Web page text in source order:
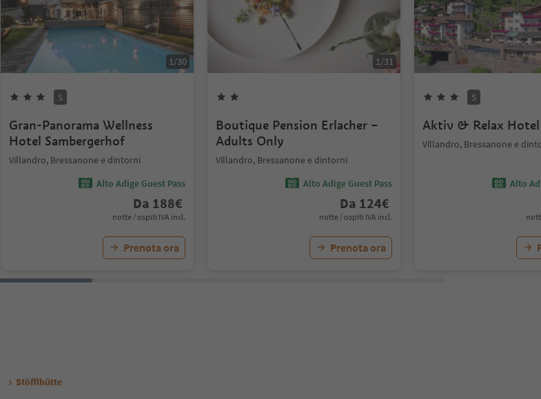
1/30
S
Gran-Panorama Wellness
Hotel Sambergerhof
Villandro, Bressanone e dintorni
Alto Adige Guest Pass
Da 188€
notte / ospiti IVA incl.
Prenota ora
1/31
Boutique Pension Erlacher –
Adults Only
Villandro, Bressanone e dintorni
Alto Adige Guest Pass
Da 124€
notte / ospiti IVA incl.
Prenota ora
S
Aktiv & Relax
Villandro, Bressanone e
Alto
Stöfflhütte